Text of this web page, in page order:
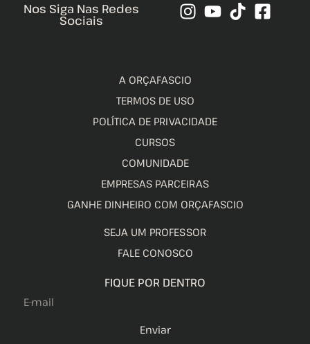
Nos Siga Nas Redes
Sociais
A ORÇAFASCIO
TERMOS DE USO
POLÍTICA DE PRIVACIDADE
CURSOS
COMUNIDADE
EMPRESAS PARCEIRAS
GANHE DINHEIRO COM ORÇAFASCIO
SEJA UM PROFESSOR
FALE CONOSCO
FIQUE POR DENTRO
Enviar